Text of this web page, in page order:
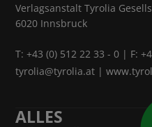
Verlagsanstalt Tyrolia
6020 Innsbruck
T:+43 (0) 512 22 33 - 0 | F:
tyrolia@tyrolia.at |
ALLES